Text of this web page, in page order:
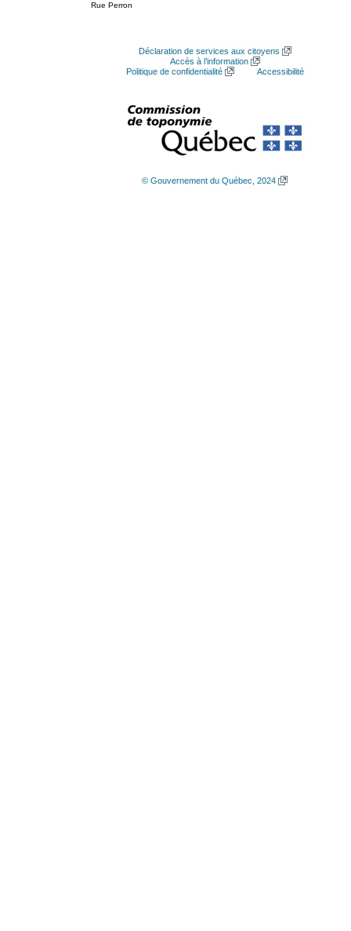
Rue Perron
Déclaration de services aux citoyens
Accès à l’information
Politique de confidentialité
Accessibilité
© Gouvernement du Québec, 2024